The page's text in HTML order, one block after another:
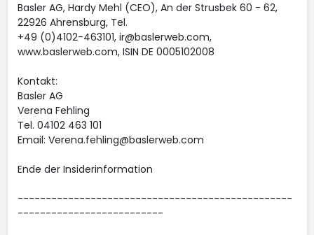
Basler AG, Hardy Mehl (CEO), An der Strusbek 60 - 62,
22926 Ahrensburg, Tel.
+49 (0)4102-463101, ir@baslerweb.com,
www.baslerweb.com, ISIN DE 0005102008
Kontakt:
Basler AG
Verena Fehling
Tel. 04102 463 101
Email: Verena.fehling@baslerweb.com
Ende der Insiderinformation
-------------------------------------------------
--------------------------